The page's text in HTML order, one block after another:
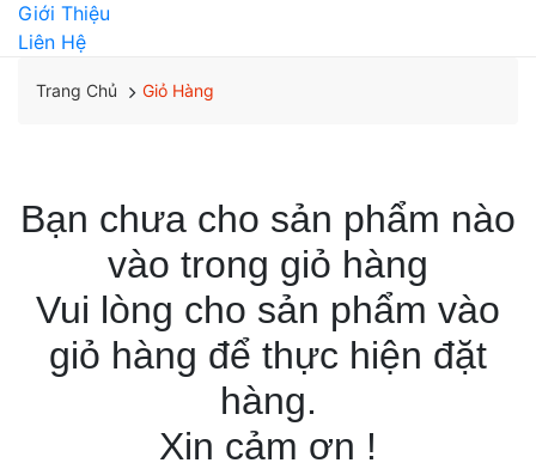
Giới Thiệu
Liên Hệ
Trang Chủ Giỏ Hàng
Bạn chưa cho sản phẩm nào
vào trong giỏ hàng
Vui lòng cho sản phẩm vào
giỏ hàng để thực hiện đặt
hàng.
Xin cảm ơn !